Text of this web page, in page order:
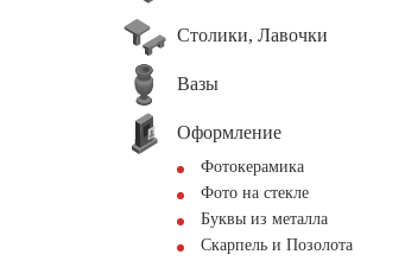
Столики, Лавочки
Вазы
Оформление
Фотокерамика
Фото на стекле
Буквы из металла
Скарпель и Позолота